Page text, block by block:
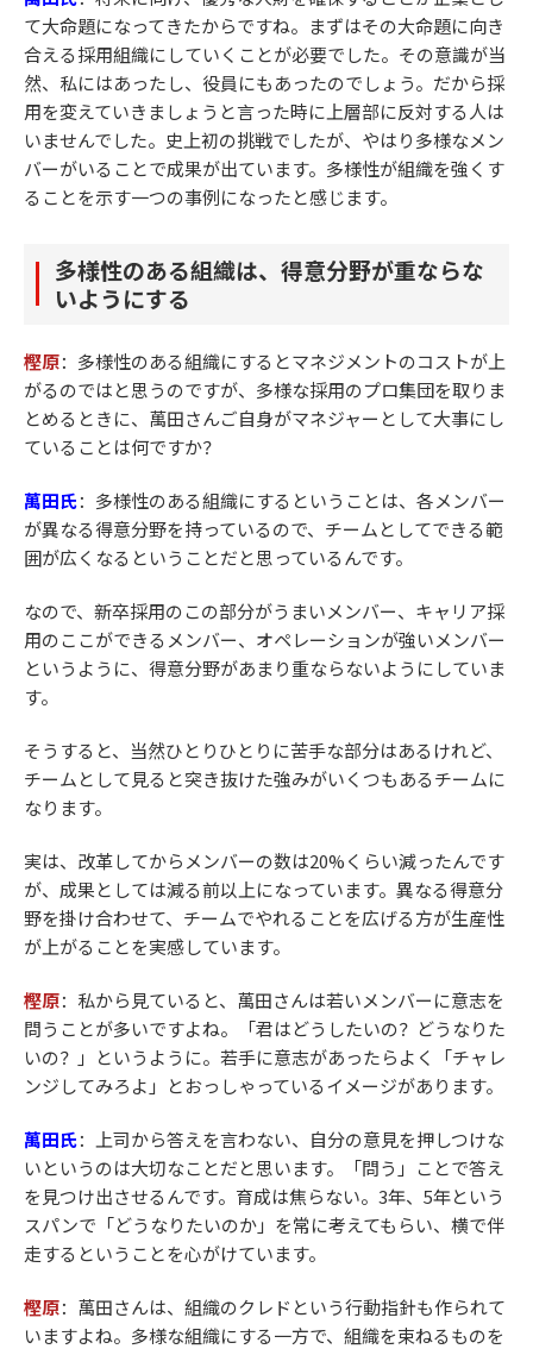
て大命題になってきたからですね。まずはその大命題に向き
合える採用組織にしていくことが必要でした。その意識が当
然、私にはあったし、役員にもあったのでしょう。だから採
用を変えていきましょうと言った時に上層部に反対する人は
いませんでした。史上初の挑戦でしたが、やはり多様なメン
バーがいることで成果が出ています。多様性が組織を強くす
ることを示す一つの事例になったと感じます。
多様性のある組織は、得意分野が重ならな
いようにする
樫原：多様性のある組織にするとマネジメントのコストが上
がるのではと思うのですが、多様な採用のプロ集団を取りま
とめるときに、萬田さんご自身がマネジャーとして大事にし
ていることは何ですか？
萬田氏： 多様性のある組織にするということは、各メンバー
が異なる得意分野を持っているので、チームとしてできる範
囲が広くなるということだと思っているんです。
なので、新卒採用のこの部分がうまいメンバー、キャリア採
用のここができるメンバー、オペレーションが強いメンバー
というように、得意分野があまり重ならないようにしていま
す。
そうすると、当然ひとりひとりに苦手な部分はあるけれど、
チームとして見ると突き抜けた強みがいくつもあるチームに
なります。
実は、改革してからメンバーの数は20%くらい減ったんです
が、成果としては減る前以上になっています。異なる得意分
野を掛け合わせて、チームでやれることを広げる方が生産性
が上がることを実感しています。
樫原：私から見ていると、萬田さんは若いメンバーに意志を
問うことが多いですよね。「君はどうしたいの？どうなりた
いの？」というように。若手に意志があったらよく「チャレ
ンジしてみろよ」とおっしゃっているイメージがあります。
萬田氏：
上司から答えを言わない、自分の意見を押しつけな
いというのは大切なことだと思います。「問う」ことで答え
を見つけ出させるんです。育成は焦らない。3年、5年という
スパンで「どうなりたいのか」を常に考えてもらい、横で伴
走するということを心がけています。
樫原：萬田さんは、組織のクレドという行動指針も作られて
いますよね。多様な組織にする一方で、組織を束ねるものを